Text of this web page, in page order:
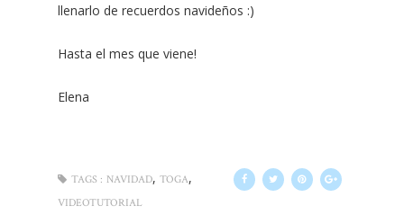
llenarlo de recuerdos navideños :)
Hasta el mes que viene!
Elena
TAGS : NAVIDAD, TOGA,
VIDEOTUTORIAL